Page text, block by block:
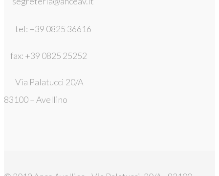
tel: +39 0825 36616
fax: +39 0825 25252
Via Palatucci 20/A
83100 – Avellino